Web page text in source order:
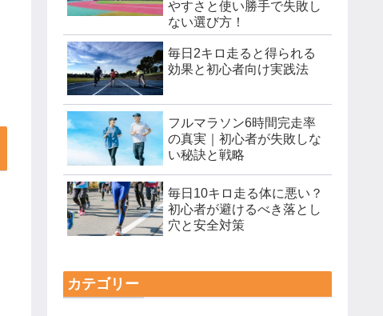
やすさと使い勝手で失敗し
ない選び方！
毎日2キロ走ると得られる
効果と初心者向け実践法
フルマラソン6時間完走率
の真実｜初心者が失敗しな
い秘訣と戦略
毎日10キロ走る体に悪い？
初心者が避けるべき落とし
穴と安全対策
カテゴリー